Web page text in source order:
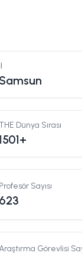
İl
Samsun
Dünya Sırası
Profesör Sayısı
623
Görevlisi